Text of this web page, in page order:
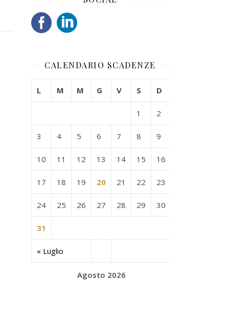
CALENDARIO SCADENZE
Agosto 2026
L M M G V S D
« Luglio
1 2
3 4 5 6 7 8 9
10 11 12 13 14 15 16
17 18 19 20 21 22 23
24 25 26 27 28 29 30
31